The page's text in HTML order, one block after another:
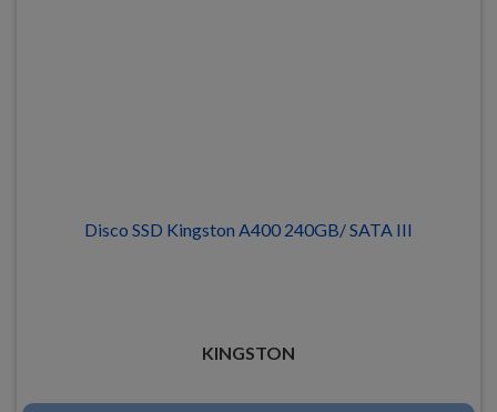
Disco SSD Kingston A400 240GB/ SATA III
KINGSTON